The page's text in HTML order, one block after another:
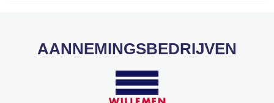
AANNEMINGSBEDRIJVEN